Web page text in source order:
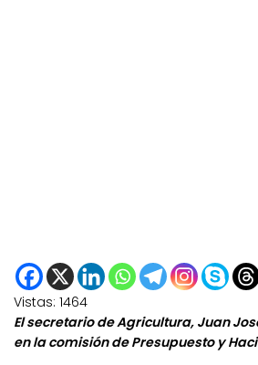
Vistas: 1464
El secretario de Agricultura, Juan
en la comisión de Presupuesto y